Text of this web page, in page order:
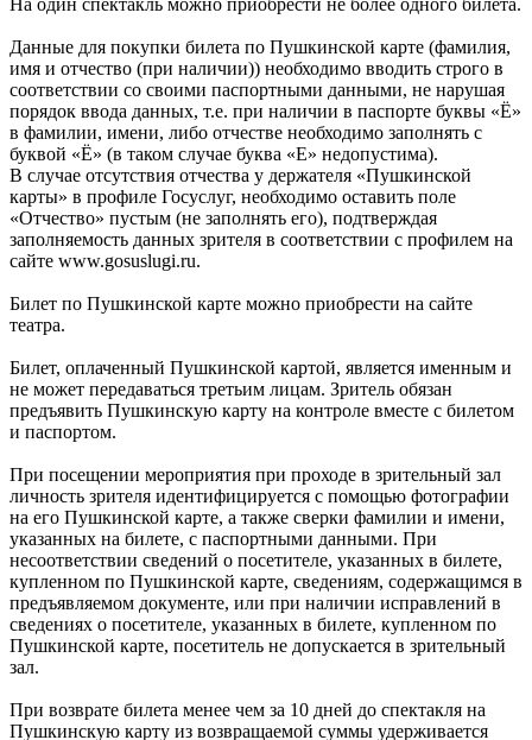
На один спектакль можно приобрести не более одного билета.
Данные для покупки билета по Пушкинской карте (фамилия,
имя и отчество (при наличии)) необходимо вводить строго в
соответствии со своими паспортными данными, не нарушая
порядок ввода данных, т.е. при наличии в паспорте буквы «Ё»
в фамилии, имени, либо отчестве необходимо заполнять с
буквой «Ё» (в таком случае буква «Е» недопустима).
В случае отсутствия отчества у держателя «Пушкинской
карты» в профиле Госуслуг, необходимо оставить поле
«Отчество» пустым (не заполнять его), подтверждая
заполняемость данных зрителя в соответствии с профилем на
сайте www.gosuslugi.ru.
Билет по Пушкинской карте можно приобрести на сайте
театра.
Билет, оплаченный Пушкинской картой, является именным и
не может передаваться третьим лицам. Зритель обязан
предъявить Пушкинскую карту на контроле вместе с билетом
и паспортом.
При посещении мероприятия при проходе в зрительный зал
личность зрителя идентифицируется с помощью фотографии
на его Пушкинской карте, а также сверки фамилии и имени,
указанных на билете, с паспортными данными. При
несоответствии сведений о посетителе, указанных в билете,
купленном по Пушкинской карте, сведениям, содержащимся в
предъявляемом документе, или при наличии исправлений в
сведениях о посетителе, указанных в билете, купленном по
Пушкинской карте, посетитель не допускается в зрительный
зал.
При возврате билета менее чем за 10 дней до спектакля на
Пушкинскую карту из возвращаемой суммы удерживается